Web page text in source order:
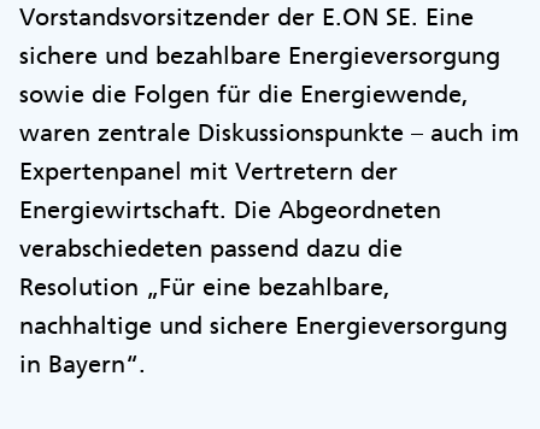
Vorstandsvorsitzender der E.ON SE. Eine
sichere und bezahlbare Energieversorgung
sowie die Folgen für die Energiewende,
waren zentrale Diskussionspunkte – auch im
Expertenpanel mit Vertretern der
Energiewirtschaft. Die Abgeordneten
verabschiedeten passend dazu die
Resolution „Für eine bezahlbare,
nachhaltige und sichere Energieversorgung
in Bayern“.